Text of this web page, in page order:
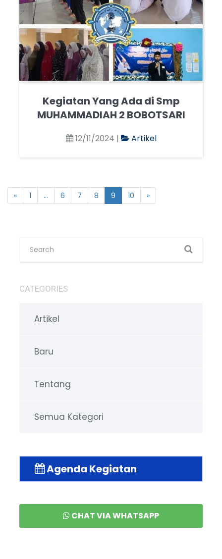
Kegiatan Yang Ada di Smp
MUHAMMADIAH 2 BOBOTSARI
12/11/2024 | Artikel
« 1 ... 6 7 8 9 10 »
CATEGORIES
Artikel
Baru
Tentang
Semua Kategori
Agenda Kegiatan
CHAT VIA WHATSAPP